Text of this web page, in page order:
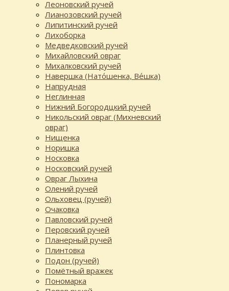
Леоновский ручей
Лианозовский ручей
Липитинский ручей
Лихоборка
Медведковский ручей
Михайловский овраг
Михалковский ручей
Навершка (Нато́шенка, Ве́шка)
Напрудная
Неглинная
Нижний Богородцкий ручей
Никольский овраг (Михневский
овраг)
Нищенка
Норишка
Носковка
Носковский ручей
Овраг Лыхина
Олений ручей
Ольховец (ручей)
Очаковка
Павловский ручей
Перовский ручей
Планерный ручей
Плинтовка
Подон (ручей)
Помётный вражек
Пономарка